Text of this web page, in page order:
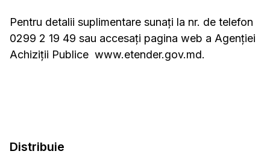
Pentru detalii suplimentare sunați la nr. de telefon
0299 2 19 49 sau accesați pagina web a Agenției
Achiziții Publice www.etender.gov.md.
Distribuie